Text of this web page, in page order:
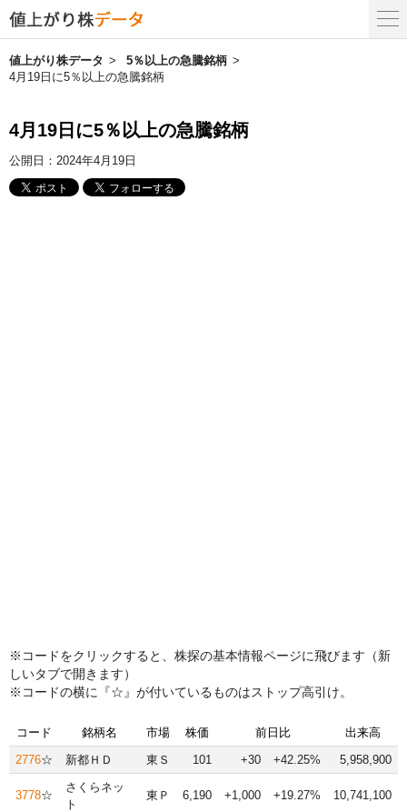
値上がり株データ
5％以上の急騰銘柄
4月19日に5％以上の急騰銘柄
4月19日に5％以上の急騰銘柄
公開日： 2024年4月19日
※コードをクリックすると、株探の基本情報ページに飛びます（新
しいタブで開きます）
※コードの横に『☆』が付いているものはストップ高引け。
コード 銘柄名 市場 株価 前日比
出来高
2776☆ 新都ＨＤ 東Ｓ 101 +30 +42.25% 5,958,900
3778☆
さくらネッ
ト
東Ｐ 6,190 +1,000 +19.27% 10,741,100